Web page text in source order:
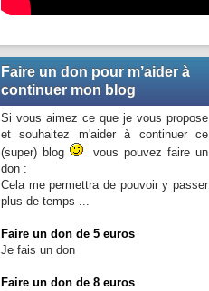
Faire un don pour m’aider à
continuer mon blog
Si vous aimez ce que je vous propose
et souhaitez m'aider à continuer ce
(super) blog
vous pouvez faire un
don :
Cela me permettra de pouvoir y passer
plus de temps ...
Faire un don de 5 euros
Je fais un don
Faire un don de 8 euros